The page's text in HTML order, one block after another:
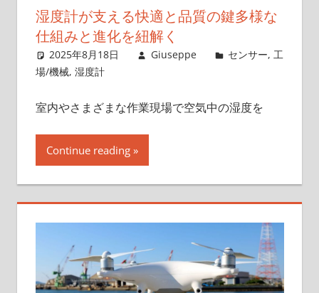
湿度計が支える快適と品質の鍵多様な
仕組みと進化を紐解く
2025年8月18日 Giuseppe センサー,工
場/機械, 湿度計
室内やさまざまな作業現場で空気中の湿度を
Continue reading